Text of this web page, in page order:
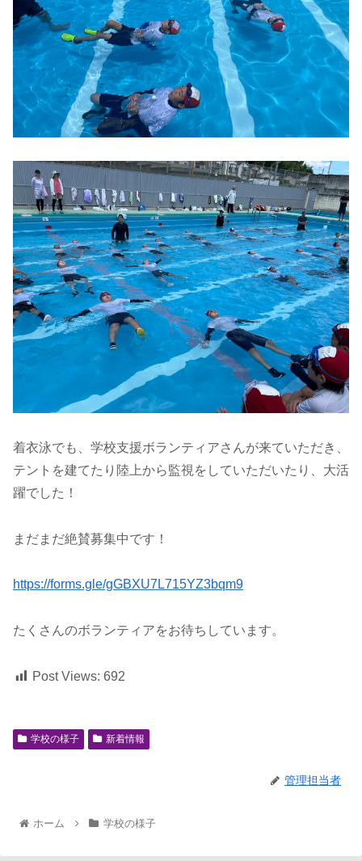
着衣泳でも、学校支援ボランティアさんが来ていただき、
テントを建てたり陸上から監視をしていただいたり、大活
躍でした！
まだまだ絶賛募集中です！
https://forms.gle/gGBXU7L715YZ3bqm9
たくさんのボランティアをお待ちしています。
Post Views: 692
学校の様子 新着情報
管理担当者
ホーム 学校の様子